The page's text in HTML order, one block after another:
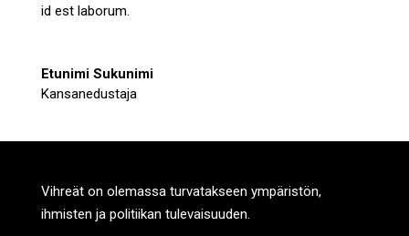
id est laborum.
Etunimi Sukunimi
Kansanedustaja
Vihreät on olemassa turvatakseen ympäristön,
ihmisten ja politiikan tulevaisuuden.